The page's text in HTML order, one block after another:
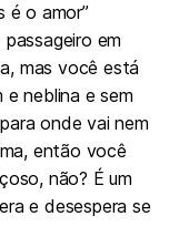
é o amor”
em
mas você está
neblina e sem
onde vai nem
então você
não? É um
e desespera se